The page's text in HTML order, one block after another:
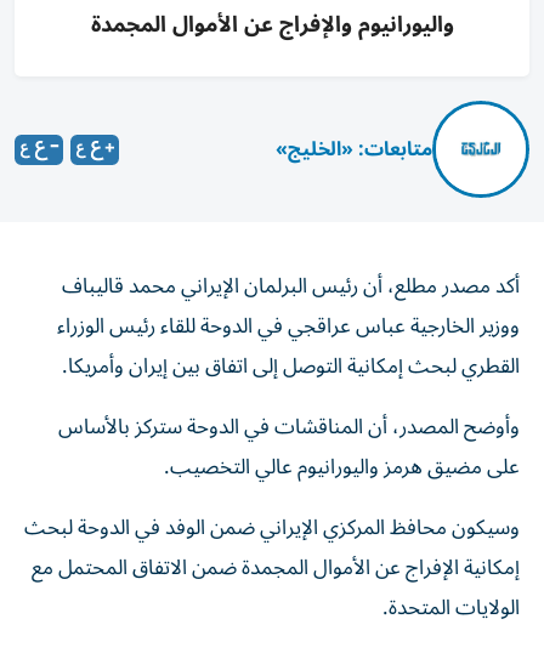
واليورانيوم والإفراج عن الأموال المجمدة
متابعات: «الخليج»
أكد مصدر مطلع، أن رئيس البرلمان الإيراني محمد قاليباف
ووزير الخارجية عباس عراقجي في الدوحة للقاء رئيس الوزراء
القطري لبحث إمكانية التوصل إلى اتفاق بين إيران وأمريكا.
وأوضح المصدر، أنالمناقشات في الدوحة ستركز بالأساس
على مضيق هرمز واليورانيوم عالي التخصيب.
وسيكون محافظ المركزي الإيراني ضمن الوفد في الدوحة لبحث
إمكانية الإفراج عن الأموال المجمدة ضمن الاتفاق المحتمل مع
الولايات المتحدة.